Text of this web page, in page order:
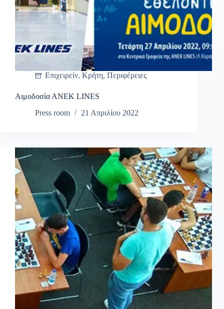
Επιχειρείν, Κρήτη, Περιφέρειες
Αιμοδοσία ΑΝΕΚ LINES
Press room
21 Απριλίου 2022